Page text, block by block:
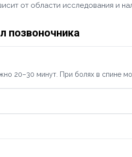
от области исследования и
позвоночника
20–30 минут. При болях в спине